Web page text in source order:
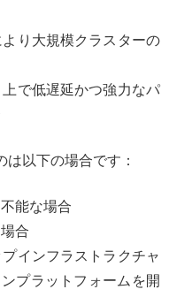
り大規模クラスターの
で低遅延かつ強力なパ
は以下の場合です：
能な場合
合
インフラストラクチャ
プラットフォームを開